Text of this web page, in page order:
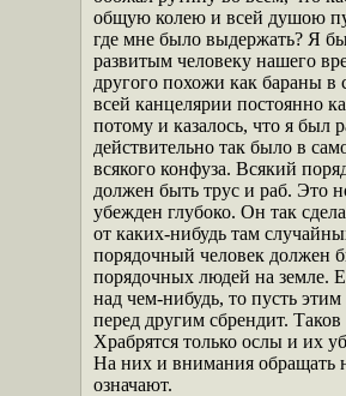
общую колею и всей душою
где мне было выдержать? Я
развитым человеку нашего
другого похожи как бараны
всей канцелярии постоянно
потому и казалось, что я был
действительно так было в
всякого конфуза. Всякий
должен быть трус и раб. Это
убежден глубоко. Он так
от каких-нибудь там
порядочный человек должен
порядочных людей на земле.
над чем-нибудь, то пусть
перед другим сбрендит.
Храбрятся только ослы и их
На них и внимания обращать
означают.